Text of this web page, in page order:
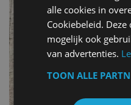
alle cookies in
Cookiebeleid.
mogelijk ook
van advertenties.
TOON ALLE